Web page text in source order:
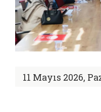
11 Mayıs 2026,